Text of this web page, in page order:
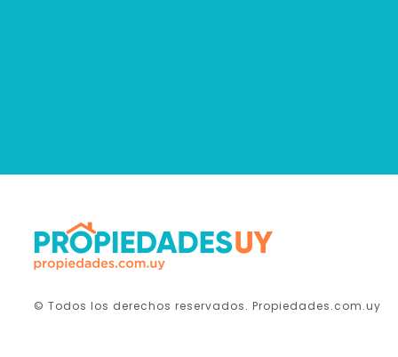
© Todos los derechos reservados. Propiedades.com.uy